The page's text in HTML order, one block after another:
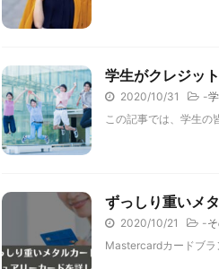
学生がクレジッ
2020/10/31 -
この記事では、学生の
ずっしり重いメ
2020/10/21 -
Mastercardカードブ